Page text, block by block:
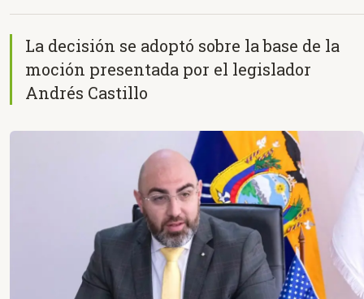
La decisión se adoptó sobre la base de la
moción presentada por el legislador
Andrés Castillo